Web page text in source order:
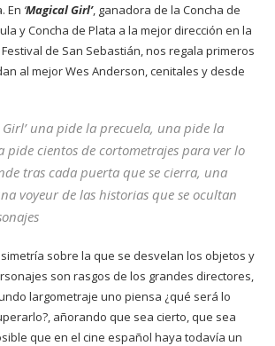
En ‘Magical Girl’, ganadora de la Concha de
y Concha de Plata a la mejor dirección en la
de San Sebastián, nos regala primeros
al mejor Wes Anderson, cenitales y desde
una pide la precuela, una pide la
pide cientos de cortometrajes para ver lo
tras cada puerta que se cierra, una
voyeurde las historias que se ocultan
sobre la que se desvelan los objetos y
son rasgos de los grandes directores,
largometraje uno piensa ¿qué será lo
añorando que sea cierto, que sea
que en el cine español haya todavía un